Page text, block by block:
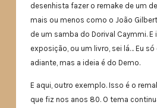
desenhista fazer o remake de um
mais ou menos como o João
de um samba do Dorival Caymmi.
exposição, ou um livro, sei lá… Eu
adiante, mas a ideia é do Demo.
E aqui, outro exemplo. Isso é o
que fiz nos anos 80. O tema